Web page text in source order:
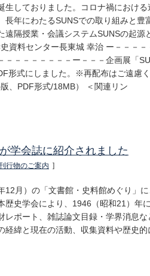
生しておりました。コロナ禍におけ
長年にわたるSUNSでの取り組みと
遠隔授業・会議システムSUNSの起
資料センター長東城 幸治 ー－－－
－－－－－－－－ー－－－企画展「
形式にしました。※再配布はご遠慮
、PDF形式/18MB） ＜関連リン
学会誌に紹介されました
行物のご案内 ]
12月）の「文書館・史料館めぐり」
歴史学会により、1946（昭和21）年
レポート、雑誌論文目録・学界消息
経緯と現在の活動、収集資料や歴史